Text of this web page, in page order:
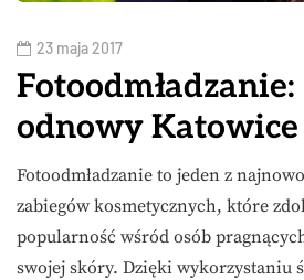
23 maja 2017
odnowy Katowice
Fotoodmładzanie to jeden z
zabiegów kosmetycznych, które
popularność wśród osób
swojej skóry. Dzięki wykorzystaniu